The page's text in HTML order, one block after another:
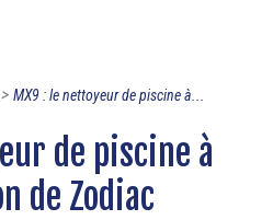
> MX9 : le nettoyeur de piscine à...
de piscine à
de Zodiac